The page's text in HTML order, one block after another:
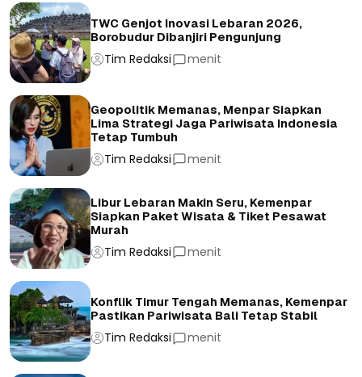
TWC Genjot Inovasi Lebaran 2026,
Borobudur Dibanjiri Pengunjung
Tim Redaksi menit
Geopolitik Memanas, Menpar Siapkan
Lima Strategi Jaga Pariwisata Indonesia
Tetap Tumbuh
Tim Redaksi menit
Libur Lebaran Makin Seru, Kemenpar
Siapkan Paket Wisata & Tiket Pesawat
Murah
Tim Redaksi menit
Konflik Timur Tengah Memanas, Kemenpar
Pastikan Pariwisata Bali Tetap Stabil
Tim Redaksi menit